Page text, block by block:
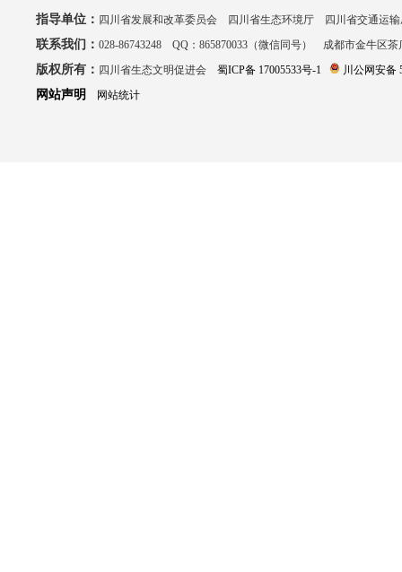
指导单位： 四川省发展和改革委员会 四川省生态环境厅 四川省交通运
联系我们： 028-86743248 QQ：865870033（微信同号） 成都市金牛区
版权所有： 四川省生态文明促进会 蜀ICP备 17005533号-1 川公网安备
网站声明 网站统计